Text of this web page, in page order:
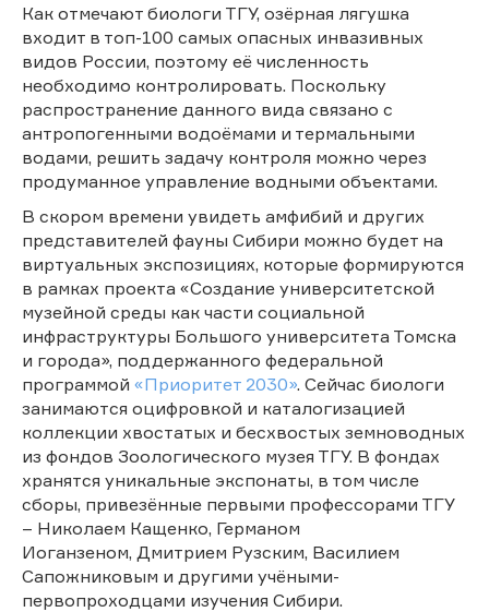
Как отмечают биологи ТГУ, озёрная лягушка
входит в топ-100 самых опасных инвазивных
видов России, поэтому её численность
необходимо контролировать. Поскольку
распространение данного вида связано с
антропогенными водоёмами и термальными
водами, решить задачу контроля можно через
продуманное управление водными объектами.
В скором времени увидеть амфибий и других
представителей фауны Сибири можно будет на
виртуальных экспозициях, которые формируются
в рамках проекта «Создание университетской
музейной среды как части социальной
инфраструктуры Большого университета Томска
и города», поддержанного федеральной
программой «Приоритет 2030». Сейчас биологи
занимаются оцифровкой и каталогизацией
коллекции хвостатых и бесхвостых земноводных
из фондов Зоологического музея ТГУ. В фондах
хранятся уникальные экспонаты, в том числе
сборы, привезённые первыми профессорами ТГУ
– Николаем Кащенко, Германом
Иоганзеном, Дмитрием Рузским, Василием
Сапожниковым и другими учёными-
первопроходцами изучения Сибири.